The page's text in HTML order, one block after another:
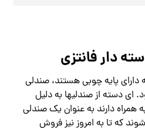
دار فانتزی
دارای پایه چوبی هستند، صندلی
ای دسته از صندلیها به دلیل
همراه دارند به عنوان یک صندلی
که تا به امروز نیز فروش